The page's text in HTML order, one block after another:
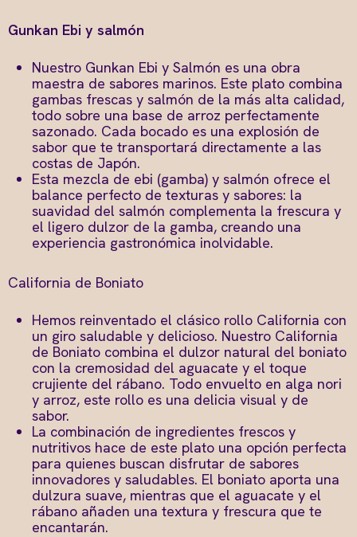
Gunkan Ebi y salmón
Nuestro Gunkan Ebi y Salmón es una obra
maestra de sabores marinos. Este plato combina
gambas frescas y salmón de la más alta calidad,
todo sobre una base de arroz perfectamente
sazonado. Cada bocado es una explosión de
sabor que te transportará directamente a las
costas de Japón.
Esta mezcla de ebi (gamba) y salmón ofrece el
balance perfecto de texturas y sabores: la
suavidad del salmón complementa la frescura y
el ligero dulzor de la gamba, creando una
experiencia gastronómica inolvidable.
California de Boniato
Hemos reinventado el clásico rollo California con
un giro saludable y delicioso. Nuestro California
de Boniato combina el dulzor natural del boniato
con la cremosidad del aguacate y el toque
crujiente del rábano. Todo envuelto en alga nori
y arroz, este rollo es una delicia visual y de
sabor.
La combinación de ingredientes frescos y
nutritivos hace de este plato una opción perfecta
para quienes buscan disfrutar de sabores
innovadores y saludables. El boniato aporta una
dulzura suave, mientras que el aguacate y el
rábano añaden una textura y frescura que te
encantarán.